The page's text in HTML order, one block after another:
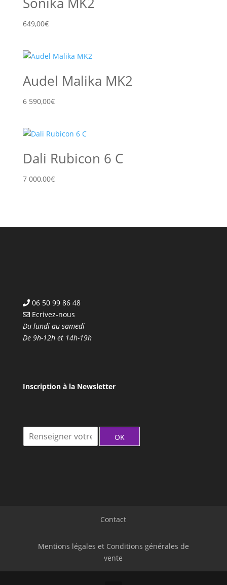
649,00€
Audel Malika MK2
6 590,00€
Dali Rubicon 6 C
7 000,00€
06 50 99 86 48
Ecrivez-nous
Du lundi au samedi
De 9h-12h et 14h-19h
Inscription à la Newsletter
I
OK
Contact
Mentions légales et Conditions générales de
vente